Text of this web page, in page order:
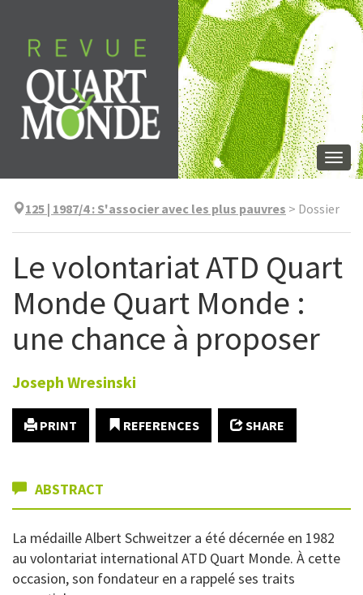
content
125 | 1987/4: S'associer avec les plus pauvres > Dossier
Le volontariat ATD Quart
Monde Quart Monde :
une chance à proposer
Joseph Wresinski
PRINT REFERENCES SHARE
ABSTRACT
La médaille Albert Schweitzer a été décernée en 1982
au volontariat international ATD Quart Monde. À cette
occasion, son fondateur en a rappelé ses traits